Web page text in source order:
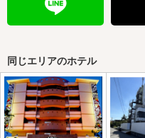
同じエリアのホテル